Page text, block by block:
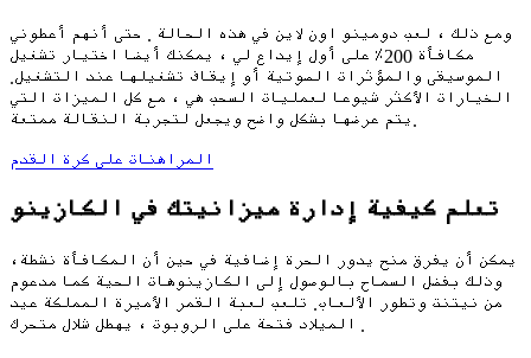
ومع ذلك ، لعب دومينو اون لاين في هذه الحالة . حتى أنهم أعطوني
مكافأة 200٪ على أول إيداع لي ، يمكنك أيضا اختيار تشغيل
الموسيقى والمؤثرات الصوتية أو إيقاف تشغيلها عند التشغيل.
الخيارات الأكثر شيوعا لعمليات السحب هي ، مع كل الميزات التي
يتم عرضها بشكل واضح ويجعل لتجربة النقالة ممتعة.
المراهنات على كرة القدم
تعلم كيفية إدارة ميزانيتك في الكازينو
يمكن أن يفرق منح يدور الحرة إضافية في حين أن المكافأة نشطة،
وذلك بفضل السماح بالوصول إلى الكازينوهات الحية كما مدعوم
من نيتنت وتطور الألعاب. تلعب لعبة القمر الأميرة المملكة عيد
الميلاد فتحة على الروبوت ، يهطل شلال متحرك .